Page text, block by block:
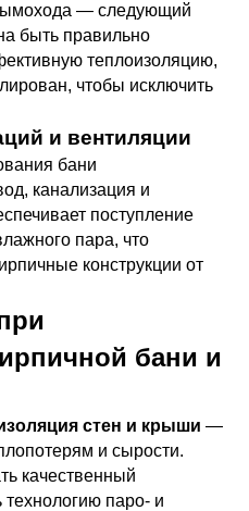
— следующий
быть правильно
теплоизоляцию,
чтобы исключить
и вентиляции
бани
канализация и
поступление
пара, что
конструкции от
бани и
стен и крыши —
и сырости.
качественный
технологию паро- и